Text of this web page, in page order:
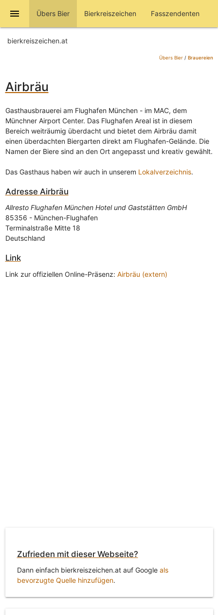
menu Übers Bier Bierkreiszeichen Fasszendenten
bierkreiszeichen.at
Übers Bier/ Brauereien
Airbräu
Gasthausbrauerei am Flughafen München - im MAC, dem
Münchner Airport Center. Das Flughafen Areal ist in diesem
Bereich weiträumig überdacht und bietet dem Airbräu damit
einen überdachten Biergarten direkt am Flughafen-Gelände. Die
Namen der Biere sind an den Ort angepasst und kreativ gewählt.
Das Gasthaus haben wir auch in unserem Lokalverzeichnis.
Adresse Airbräu
Allresto Flughafen München Hotel und Gaststätten GmbH
85356 - München-Flughafen
Terminalstraße Mitte 18
Deutschland
Link
Link zur offiziellen Online-Präsenz: Airbräu (extern)
Zufrieden mit dieser Webseite?
Dann einfach bierkreiszeichen.at auf Google als
bevorzugte Quelle hinzufügen.